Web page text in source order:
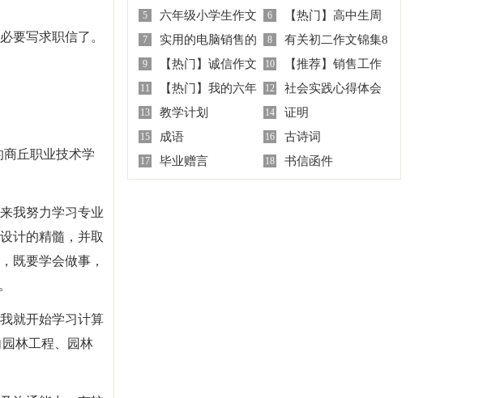
要写求职信了。
丘职业技术学
我努力学习专业
计的精髓，并取
既要学会做事，
就开始学习计算
园林工程、园林
报告模板锦集4篇
5
六年级小学生作文
300字汇编五篇
6
【热门】高中生周
记10篇
7
实用的电脑销售的
实习报告3篇
8
有关初二作文锦集8
篇
9
【热门】诚信作文
合集7篇
10
【推荐】销售工作
计划集锦九篇
11
【热门】我的六年
级小学作文4篇
12
社会实践心得体会
集合15篇
13 教学计划 14 证明
15 成语 16 古诗词
17 毕业赠言 18 书信函件